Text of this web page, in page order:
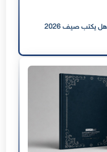
كهرباء عدن تحت مقصلة «العجز»: هل يكتب صيف 2026